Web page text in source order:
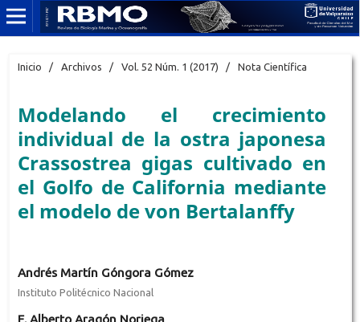
Inicio / Archivos / Vol. 52 Núm. 1 (2017) / Nota Científica
Modelando el crecimiento
individual de la ostra japonesa
Crassostrea gigas cultivado en
el Golfo de California mediante
el modelo de von Bertalanffy
Andrés Martín Góngora Gómez
Instituto Politécnico Nacional
E. Alberto Aragón Noriega